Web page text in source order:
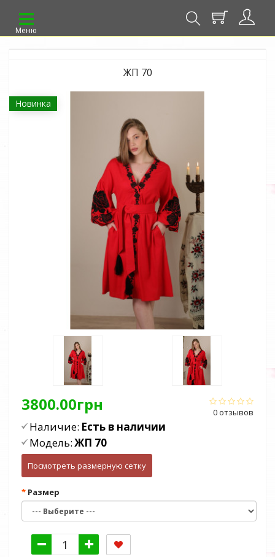
Меню
ЖП 70
Новинка
0 отзывов
3800.00грн
Наличие: Есть в наличии
Модель:ЖП 70
Посмотреть размерную сетку
Размер